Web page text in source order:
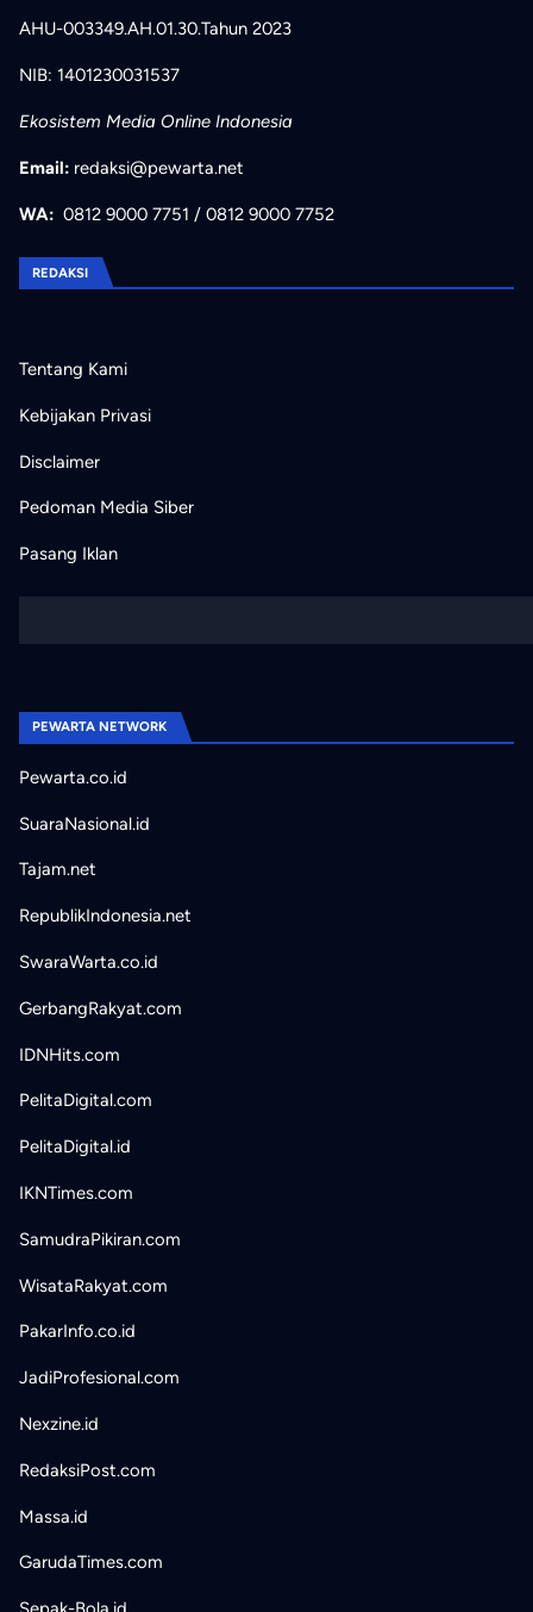
AHU-003349.AH.01.30.Tahun 2023
NIB: 1401230031537
Ekosistem Media Online Indonesia
Email: redaksi@pewarta.net
WA: 0812 9000 7751 / 0812 9000 7752
REDAKSI
Tentang Kami
Kebijakan Privasi
Disclaimer
Pedoman Media Siber
Pasang Iklan
PEWARTA NETWORK
Pewarta.co.id
SuaraNasional.id
Tajam.net
RepublikIndonesia.net
SwaraWarta.co.id
GerbangRakyat.com
IDNHits.com
PelitaDigital.com
PelitaDigital.id
IKNTimes.com
SamudraPikiran.com
WisataRakyat.com
PakarInfo.co.id
JadiProfesional.com
Nexzine.id
RedaksiPost.com
Massa.id
GarudaTimes.com